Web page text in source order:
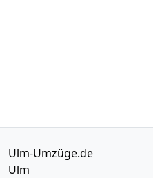
Ulm-Umzüge.de
Ulm